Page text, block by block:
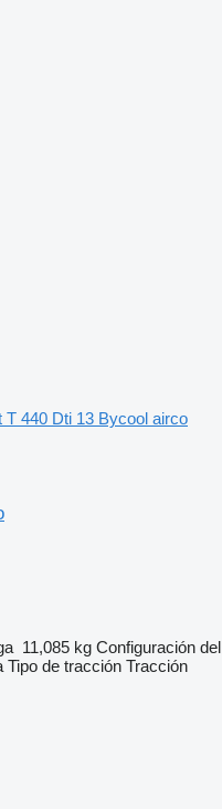
T 440 Dti 13 Bycool airco
11,085 kg Configuración del
Tipo de tracción Tracción